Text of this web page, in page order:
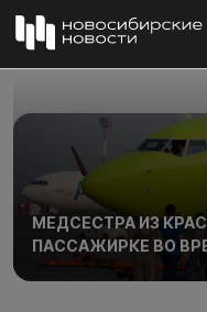
МЕДСЕСТРА ИЗ
ПАССАЖИРКЕ ВО